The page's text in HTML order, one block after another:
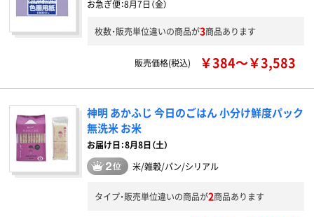
お急ぎ便：8月7日（金）
枚数・販売単位違いの商品が3商品あります
販売価格(税込) ￥384～￥3,583
神明 あかふじ 今日のごはん 小分け鮮度パック
無洗米 お米
お届け日：8月8日（土）
米/雑穀/パン/シリアル
タイプ・販売単位違いの商品が2商品あります